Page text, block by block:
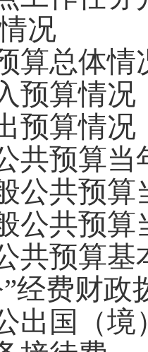
况
算总体情
预算情况
预算情况
共预算
公共预
公共预
共预算基
经费财政
出国（境